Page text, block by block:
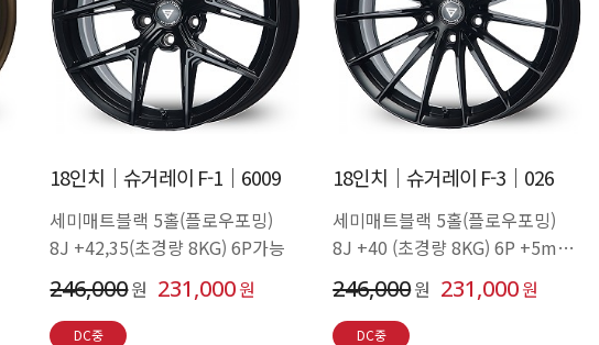
18인치│슈거레이 F-1│6009
세미매트블랙 5홀(플로우포밍)
8J +42,35(초경량 8KG) 6P가능
246,000원 231,000원
DC중
18인치│슈거레이 F-3│026
세미매트블랙 5홀(플로우포밍)
8J +40 (초경량 8KG) 6P +5mm
246,000원 231,000원
DC중